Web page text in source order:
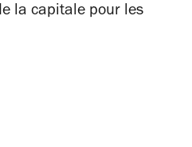
la capitale pour les